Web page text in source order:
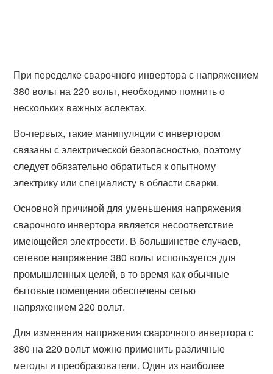
При переделке сварочного инвертора с напряжением
380 вольт на 220 вольт, необходимо помнить о
нескольких важных аспектах.
Во-первых, такие манипуляции с инвертором
связаны с электрической безопасностью, поэтому
следует обязательно обратиться к опытному
электрику или специалисту в области сварки.
Основной причиной для уменьшения напряжения
сварочного инвертора является несоответствие
имеющейся электросети. В большинстве случаев,
сетевое напряжение 380 вольт используется для
промышленных целей, в то время как обычные
бытовые помещения обеспечены сетью
напряжением 220 вольт.
Для изменения напряжения сварочного инвертора с
380 на 220 вольт можно применить различные
методы и преобразователи. Один из наиболее